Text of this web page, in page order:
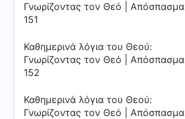
Γνωρίζοντας τον Θεό | Απόσπασμα
151
Καθημερινά λόγια του Θεού:
Γνωρίζοντας τον Θεό | Απόσπασμα
152
Καθημερινά λόγια του Θεού:
Γνωρίζοντας τον Θεό | Απόσπασμα